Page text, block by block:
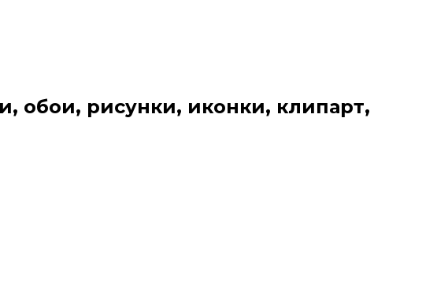
обои, рисунки, иконки, клипарт,